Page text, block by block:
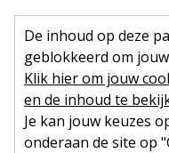
De inhoud op deze
geblokkeerd om
Klik hier om jouw
en de inhoud te
Je kan jouw keuzes
onderaan de site op